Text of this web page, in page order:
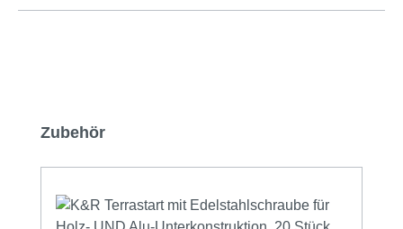
Produktgalerie überspringen
Zubehör